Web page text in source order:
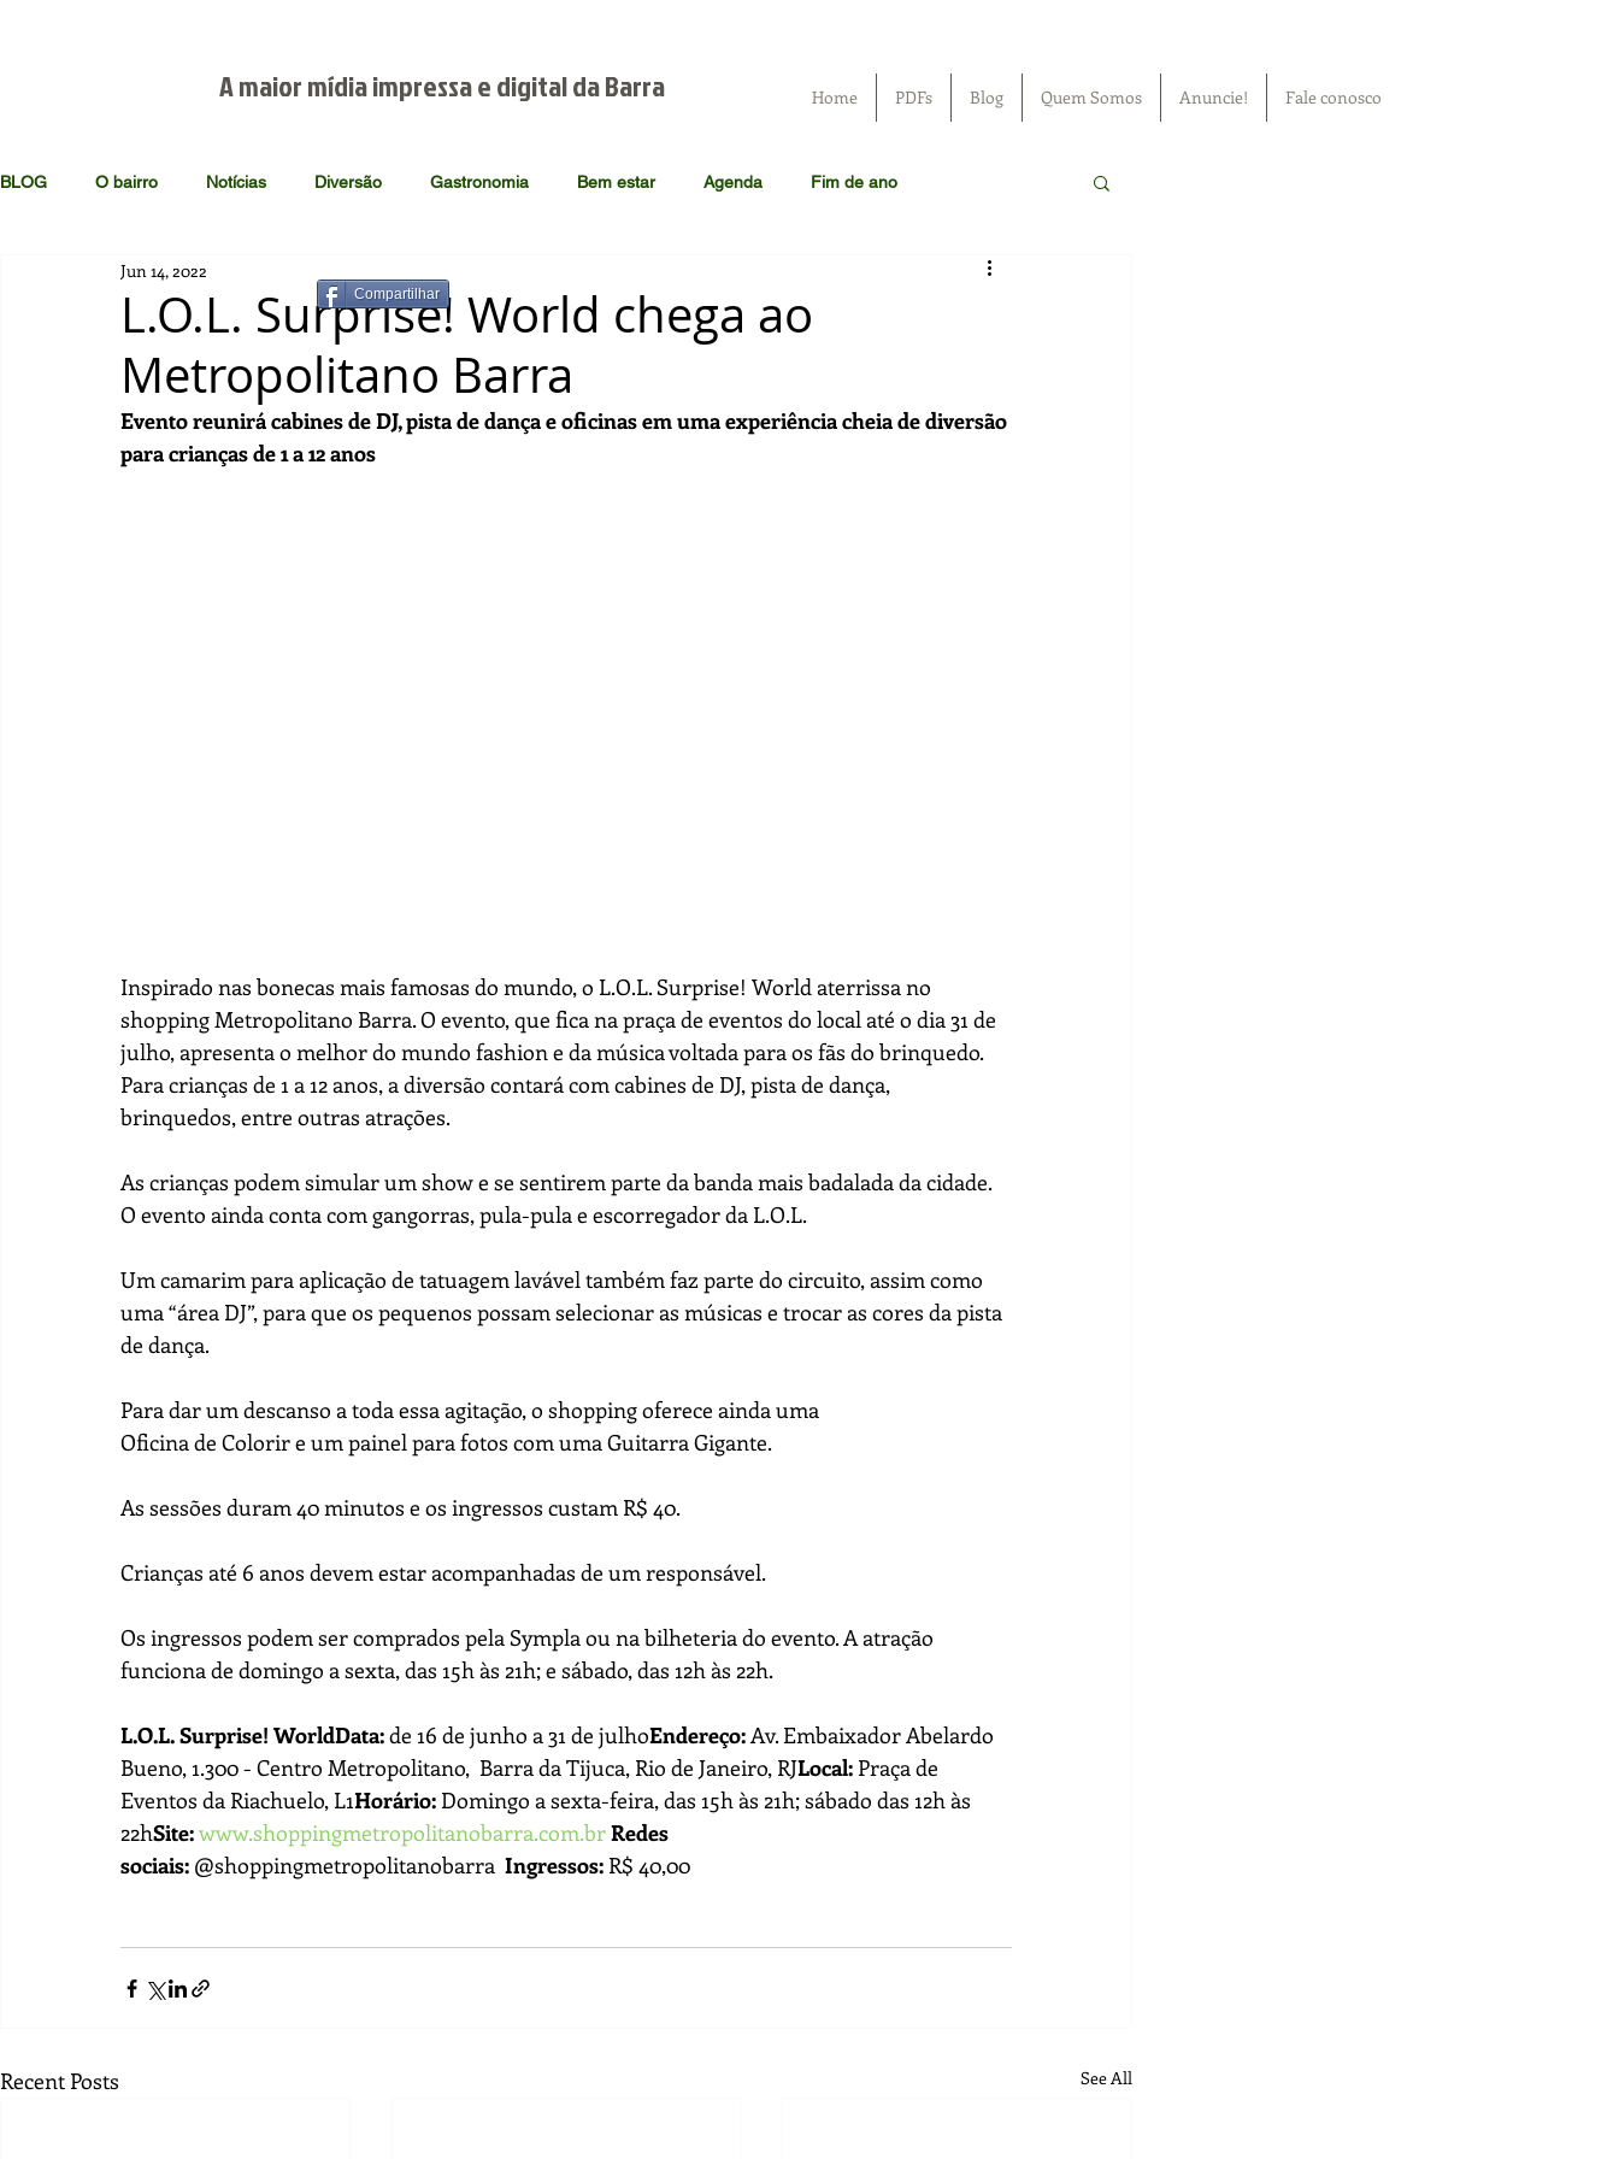
Home PDFs Blog Quem Somos Anuncie! Fale conosco
A maior mídia impressa e digital da Barra
BLOG O bairro Notícias Diversão Gastronomia Bem estar Agenda Fim de ano
L.O.L. Surprise! World chega ao
Metropolitano Barra
Jun 14, 2022
Evento reunirá cabines de DJ, pista de dança e oficinas em uma experiência cheia de diversão
para crianças de 1 a 12 anos
Inspirado nas bonecas mais famosas do mundo, o L.O.L. Surprise! World aterrissa no
shopping Metropolitano Barra. O evento, que fica na praça de eventos do local até o dia 31 de
julho, apresenta o melhor do mundo fashion e da música voltada para os fãs do brinquedo.
Para crianças de 1 a 12 anos, a diversão contará com cabines de DJ, pista de dança,
brinquedos, entre outras atrações.
As crianças podem simular um show e se sentirem parte da banda mais badalada da cidade.
O evento ainda conta com gangorras, pula-pula e escorregador da L.O.L.
Um camarim para aplicação de tatuagem lavável também faz parte do circuito, assim como
uma “área DJ”, para que os pequenos possam selecionar as músicas e trocar as cores da pista
de dança.
Para dar um descanso a toda essa agitação, o shopping oferece ainda uma
Oficina de Colorir e um painel para fotos com uma Guitarra Gigante.
As sessões duram 40 minutos e os ingressos custam R$ 40.
Crianças até 6 anos devem estar acompanhadas de um responsável.
Os ingressos podem ser comprados pela Sympla ou na bilheteria do evento. A atração
funciona de domingo a sexta, das 15h às 21h; e sábado, das 12h às 22h.
L.O.L. Surprise! WorldData: de 16 de junho a 31 de julhoEndereço: Av. Embaixador Abelardo
Bueno, 1.300 - Centro Metropolitano,  Barra da Tijuca, Rio de Janeiro, RJLocal: Praça de
Eventos da Riachuelo, L1Horário: Domingo a sexta-feira, das 15h às 21h; sábado das 12h às
22hSite:www.shoppingmetropolitanobarra.com.br Redes
sociais: @shoppingmetropolitanobarra Ingressos: R$ 40,00
Recent Posts See All
Compartilhar